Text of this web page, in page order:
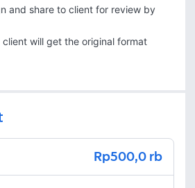
and share to client for review by
client will get the original format
Rp500,0 rb